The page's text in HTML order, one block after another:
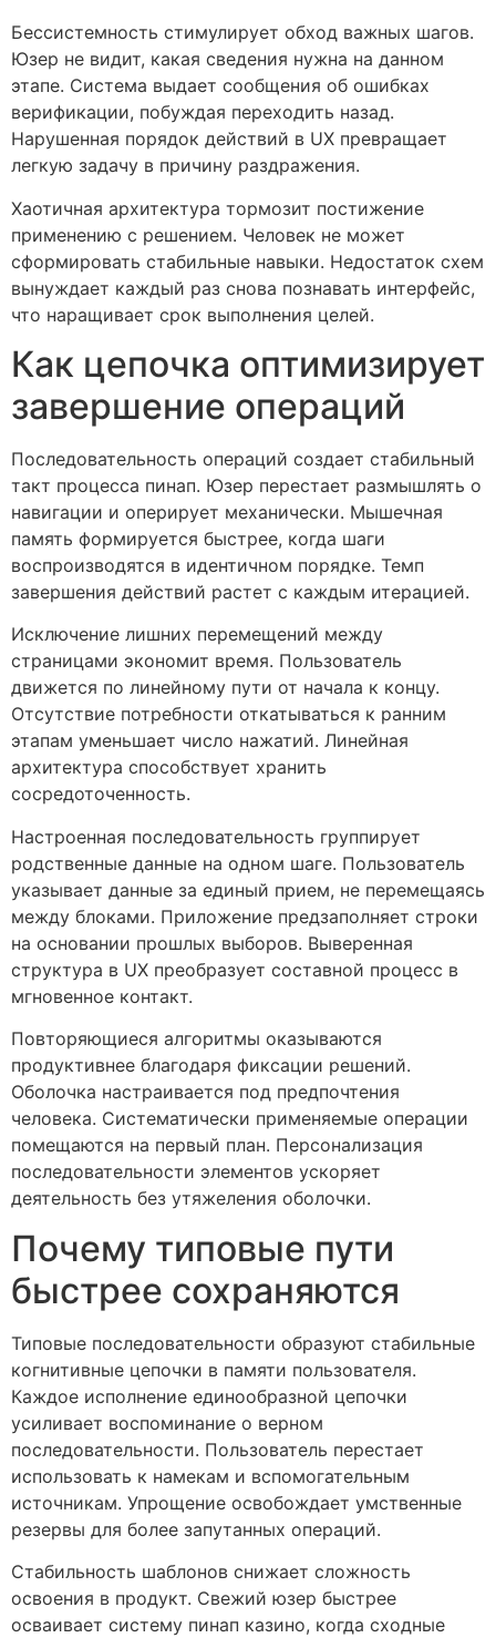
Бессистемность стимулирует обход важных шагов.
Юзер не видит, какая сведения нужна на данном
этапе. Система выдает сообщения об ошибках
верификации, побуждая переходить назад.
Нарушенная порядок действий в UX превращает
легкую задачу в причину раздражения.
Хаотичная архитектура тормозит постижение
применению с решением. Человек не может
сформировать стабильные навыки. Недостаток схем
вынуждает каждый раз снова познавать интерфейс,
что наращивает срок выполнения целей.
Как цепочка оптимизирует
завершение операций
Последовательность операций создает стабильный
такт процесса пинап. Юзер перестает размышлять о
навигации и оперирует механически. Мышечная
память формируется быстрее, когда шаги
воспроизводятся в идентичном порядке. Темп
завершения действий растет с каждым итерацией.
Исключение лишних перемещений между
страницами экономит время. Пользователь
движется по линейному пути от начала к концу.
Отсутствие потребности откатываться к ранним
этапам уменьшает число нажатий. Линейная
архитектура способствует хранить
сосредоточенность.
Настроенная последовательность группирует
родственные данные на одном шаге. Пользователь
указывает данные за единый прием, не перемещаясь
между блоками. Приложение предзаполняет строки
на основании прошлых выборов. Выверенная
структура в UX преобразует составной процесс в
мгновенное контакт.
Повторяющиеся алгоритмы оказываются
продуктивнее благодаря фиксации решений.
Оболочка настраивается под предпочтения
человека. Систематически применяемые операции
помещаются на первый план. Персонализация
последовательности элементов ускоряет
деятельность без утяжеления оболочки.
Почему типовые пути
быстрее сохраняются
Типовые последовательности образуют стабильные
когнитивные цепочки в памяти пользователя.
Каждое исполнение единообразной цепочки
усиливает воспоминание о верном
последовательности. Пользователь перестает
использовать к намекам и вспомогательным
источникам. Упрощение освобождает умственные
резервы для более запутанных операций.
Стабильность шаблонов снижает сложность
освоения в продукт. Свежий юзер быстрее
осваивает систему пинап казино, когда сходные